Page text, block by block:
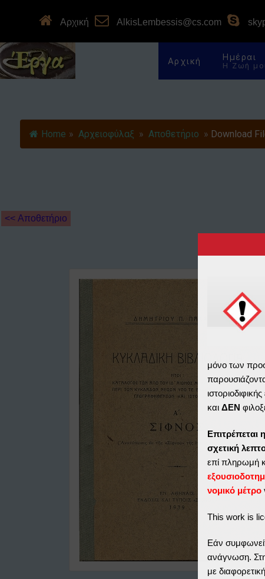
Αρχική AlkisLembessis@cs.com
Αρχική Ημέραι
Η Ζωή
Home » Αρχειοφύλαξ » Αποθετήριο » Download
<< Αποθετήριο
μόνο των
και ΔΕΝ
Επιτρέπεται
σχετική
επί πληρωμή
νομικό μέτρο
This work is
Εάν
ανάγνωση.
με